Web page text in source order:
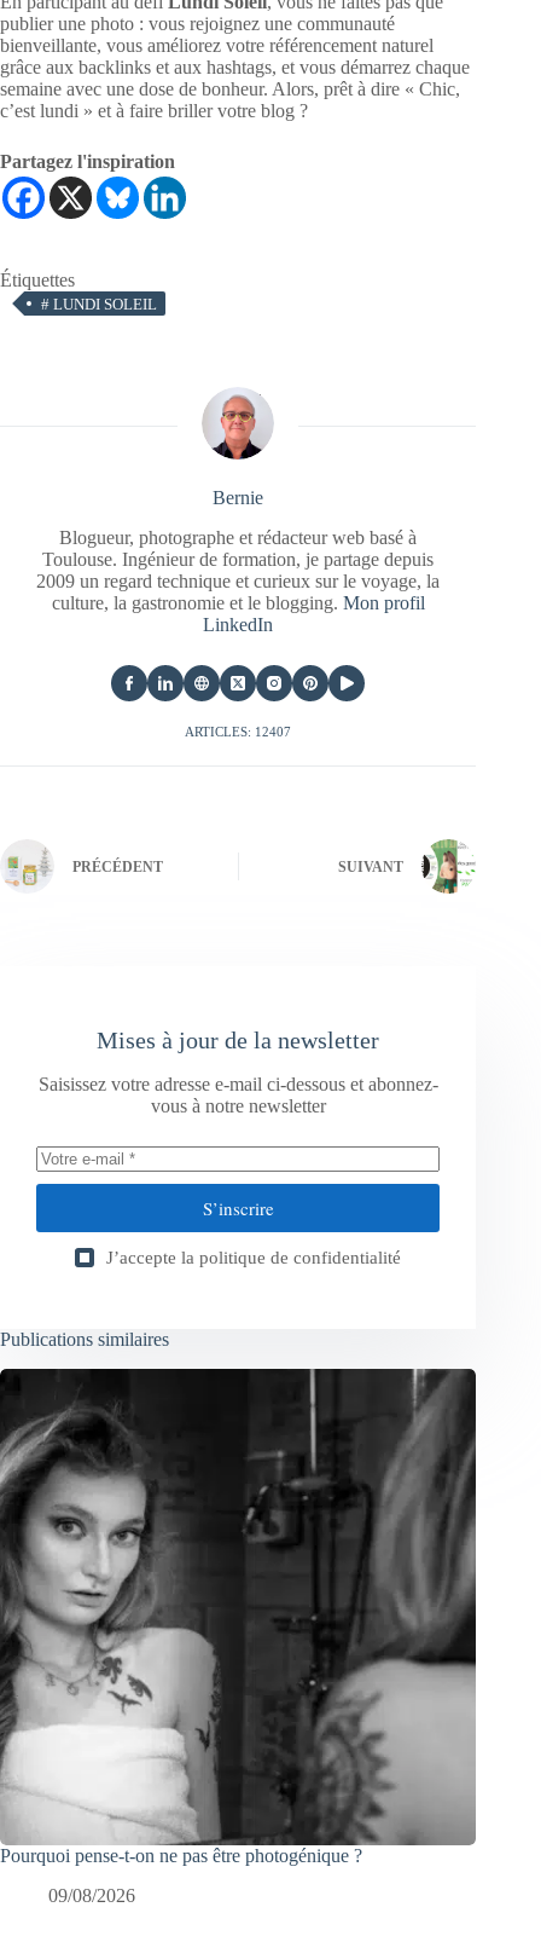
publier une photo : vous rejoignez une communauté
bienveillante, vous améliorez votre référencement naturel
grâce aux backlinks et aux hashtags, et vous démarrez chaque
semaine avec une dose de bonheur. Alors, prêt à dire « Chic,
c’est lundi » et à faire briller votre blog ?
Partagez l'inspiration
Étiquettes
# LUNDI SOLEIL
Bernie
Blogueur, photographe et rédacteur web basé à
Toulouse. Ingénieur de formation, je partage depuis
2009 un regard technique et curieux sur le voyage, la
culture, la gastronomie et le blogging. Mon profil
LinkedIn
ARTICLES: 12407
PRÉCÉDENT SUIVANT
Mises à jour de la newsletter
Saisissez votre adresse e-mail ci-dessous et abonnez-
vous à notre newsletter
S’inscrire
J’accepte la politique de confidentialité
Publications similaires
Pourquoi pense-t-on ne pas être photogénique ?
09/08/2026